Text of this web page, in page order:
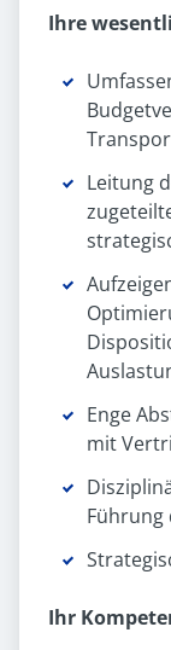
Ihre
Leitung
Enge
mit
Führung
Ihr